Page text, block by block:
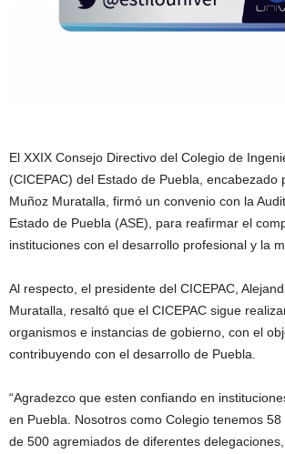
El XXIX Consejo Directivo del Colegio de
(CICEPAC) del Estado de Puebla, encabezado
Muñoz Muratalla, firmó un convenio con la
Estado de Puebla (ASE), para reafirmar el
instituciones con el desarrollo profesional y la
Al respecto, el presidente del CICEPAC,
Muratalla, resaltó que el CICEPAC sigue
organismos e instancias de gobierno, con el
contribuyendo con el desarrollo de Puebla.
“Agradezco que esten confiando en
en Puebla. Nosotros como Colegio tenemos
de 500 agremiados de diferentes